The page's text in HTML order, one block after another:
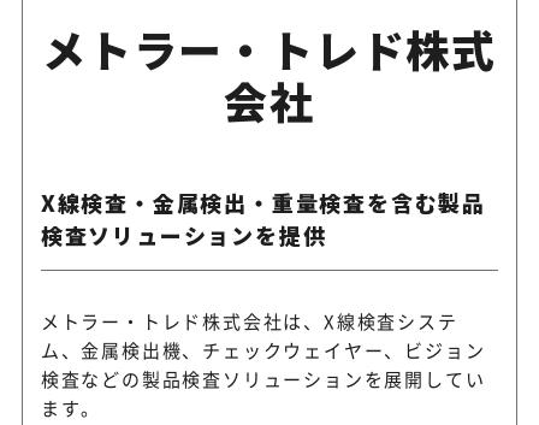
メトラー・トレド株式
会社
X線検査・金属検出・重量検査を含む製品
検査ソリューションを提供
メトラー・トレド株式会社は、X線検査システ
ム、金属検出機、チェックウェイヤー、ビジョン
検査などの製品検査ソリューションを展開してい
ます。